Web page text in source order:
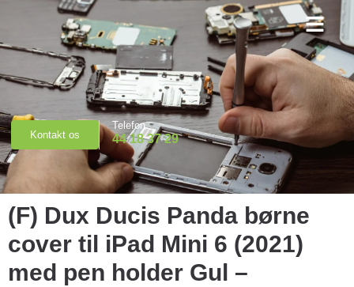
Kontakt os
Telefon
44 18 37 29
(F) Dux Ducis Panda børne
cover til iPad Mini 6 (2021)
med pen holder Gul –